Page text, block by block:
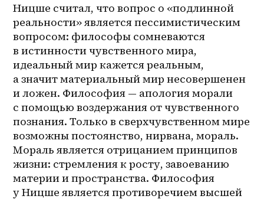
Ницше считал, что вопрос о «подлинной
реальности» является пессимистическим
вопросом: философы сомневаются
в истинности чувственного мира,
идеальный мир кажется реальным,
а значит материальный мир несовершенен
и ложен. Философия — апология морали
с помощью воздержания от чувственного
познания. Только в сверхчувственном мире
возможны постоянство, нирвана, мораль.
Мораль является отрицанием принципов
жизни: стремления к росту, завоеванию
материи и пространства. Философия
у Ницше является противоречием высшей